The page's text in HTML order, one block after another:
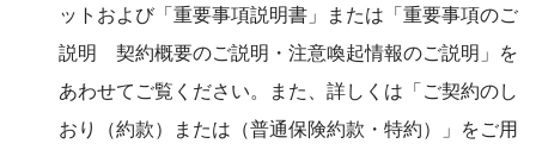
ットおよび「重要事項説明書」または「重要事項のご
説明 契約概要のご説明・注意喚起情報のご説明」を
あわせてご覧ください。また、詳しくは「ご契約のし
おり（約款）または（普通保険約款・特約）」をご用